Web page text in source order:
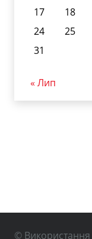
17
18
24
25
31
« Лип
© Використання